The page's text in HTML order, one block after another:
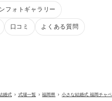
フォトギャラリー
口コミ よくある質問
婚式 式場一覧 福岡県 小さな結婚式 福岡チャ